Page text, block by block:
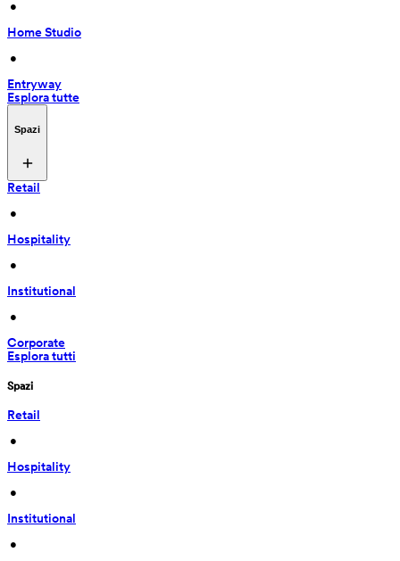
•
Home Studio
•
Entryway
Esplora tutte
Spazi
Retail
•
Hospitality
•
Institutional
•
Corporate
Esplora tutti
Spazi
Retail
•
Hospitality
•
Institutional
•